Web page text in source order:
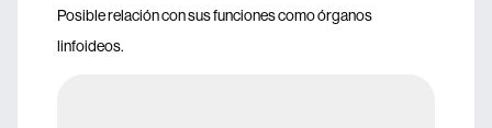
Posible relación con sus funciones como órganos
linfoideos.